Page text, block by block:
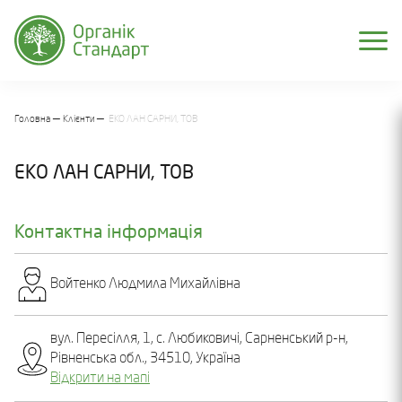
Головна Клієнти ЕКО ЛАН САРНИ, ТОВ
ЕКО ЛАН САРНИ, ТОВ
Контактна інформація
Войтенко Людмила Михайлівна
вул. Пересілля, 1, c. Любиковичі, Сарненський р-н,
Рівненська обл., 34510, Україна
Відкрити на мапі